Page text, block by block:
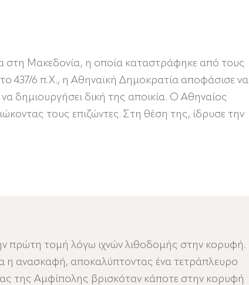
στη Μακεδονία, η οποία καταστράφηκε από τους
437/6 π.Χ., η Αθηναϊκή Δημοκρατία αποφάσισε να
δημιουργήσει δική της αποικία. Ο Αθηναίος
τους επιζώντες. Στη θέση της, ίδρυσε την
πρώτη τομή λόγω ιχνών λιθοδομής στην κορυφή.
η ανασκαφή, αποκαλύπτοντας ένα τετράπλευρο
της Αμφίπολης βρισκόταν κάποτε στην κορυφή